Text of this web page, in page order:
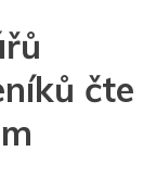
čte